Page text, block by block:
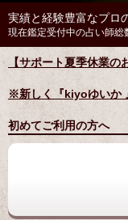
実績と経験豊富なプロ
現在鑑定受付中の占い師総
【サポート夏季休業の
※新しく『kiyoゆいか
初めてご利用の方へ